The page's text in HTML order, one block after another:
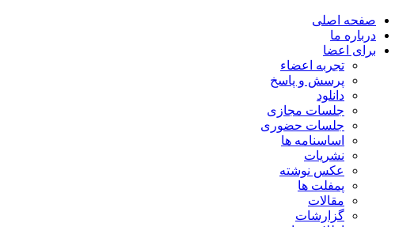
صفحه اصلی
درباره ما
برای اعضا
تجربه اعضاء
پرسش و پاسخ
دانلود
جلسات مجازی
جلسات حضوری
اساسنامه ها
نشریات
عکس نوشته
پمفلت ها
مقالات
گزارشات